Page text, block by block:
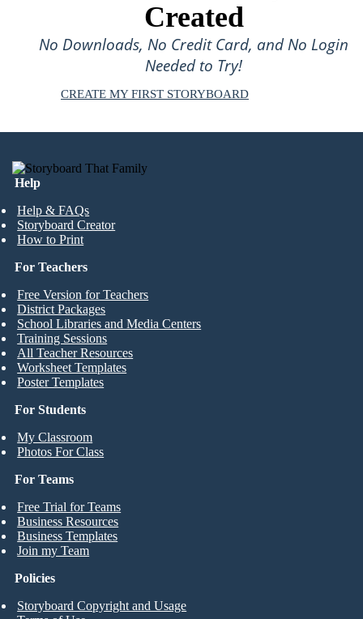
Created
No Downloads, No Credit Card, and No Login
Needed to Try!
CREATE MY FIRST STORYBOARD
Help
Help & FAQs
Storyboard Creator
How to Print
For Students
My Classroom
Photos For Class
For Teachers
Free Version for Teachers
District Packages
School Libraries and Media Centers
Training Sessions
All Teacher Resources
Worksheet Templates
Poster Templates
For Teams
Free Trial for Teams
Business Resources
Business Templates
Join my Team
Policies
Storyboard Copyright and Usage